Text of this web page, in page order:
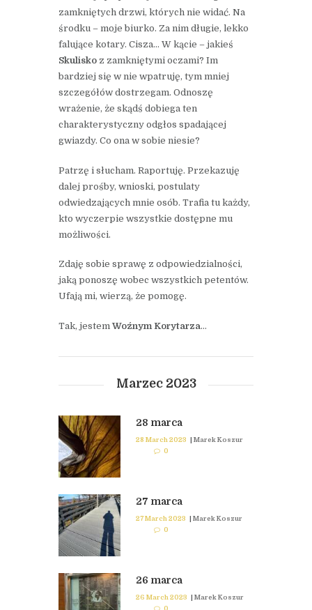
zamkniętych drzwi, których nie widać. Na
środku – moje biurko. Za nim długie, lekko
falujące kotary. Cisza… W kącie – jakieś
Skulisko z zamkniętymi oczami? Im
bardziej się w nie wpatruję, tym mniej
szczegółów dostrzegam. Odnoszę
wrażenie, że skądś dobiega ten
charakterystyczny odgłos spadającej
gwiazdy. Co ona w sobie niesie?
Patrzę i słucham. Raportuję. Przekazuję
dalej prośby, wnioski, postulaty
odwiedzających mnie osób. Trafia tu każdy,
kto wyczerpie wszystkie dostępne mu
możliwości.
Zdaję sobie sprawę z odpowiedzialności,
jaką ponoszę wobec wszystkich petentów.
Ufają mi, wierzą, że pomogę.
Tak, jestem Woźnym Korytarza…
Marzec 2023
28 marca
28 March 2023
Marek Koszur
0
27 marca
27 March 2023 | Marek Koszur
0
26 marca
26 March 2023 | Marek Koszur
0